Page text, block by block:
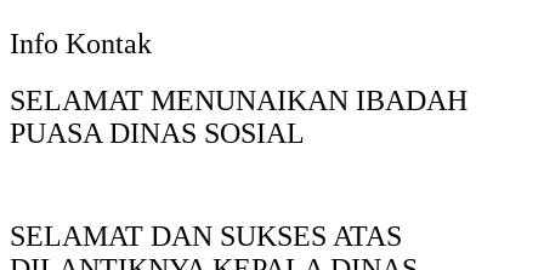
Info Kontak
SELAMAT MENUNAIKAN IBADAH
PUASA DINAS SOSIAL
SELAMAT DAN SUKSES ATAS